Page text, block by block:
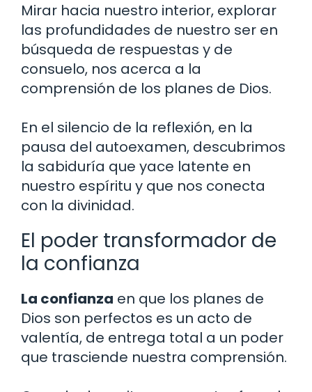
Mirar hacia nuestro interior, explorar
las profundidades de nuestro ser en
búsqueda de respuestas y de
consuelo, nos acerca a la
comprensión de los planes de Dios.
En el silencio de la reflexión, en la
pausa del autoexamen, descubrimos
la sabiduría que yace latente en
nuestro espíritu y que nos conecta
con la divinidad.
El poder transformador de
la confianza
La confianza en que los planes de
Dios son perfectos es un acto de
valentía, de entrega total a un poder
que trasciende nuestra comprensión.